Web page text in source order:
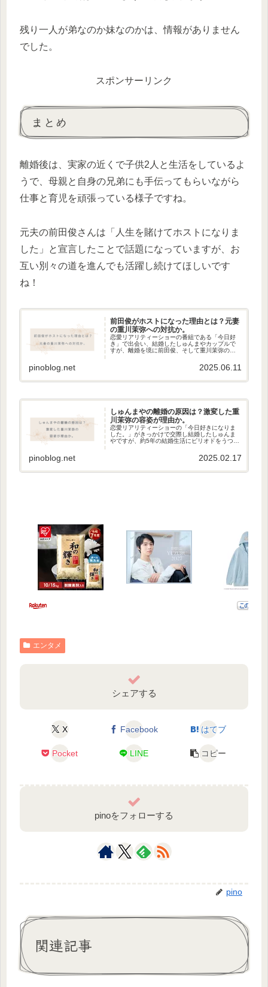
残り一人が弟なのか妹なのかは、情報がありません
でした。
スポンサーリンク
まとめ
離婚後は、実家の近くで子供2人と生活をしているよ
うで、母親と自身の兄弟にも手伝ってもらいながら
仕事と育児を頑張っている様子ですね。
元夫の前田俊さんは「人生を賭けてホストになりま
した」と宣言したことで話題になっていますが、お
互い別々の道を進んでも活躍し続けてほしいです
ね！
前田俊がホストになった理由とは？元妻
の重川茉弥への対抗か。
恋愛リアリティーショーの番組である「今日好
き」で出会い、結婚したしゅんまやカップルで
すが、離婚を境に前田俊、そして重川茉弥の変
回は、離婚を発表した4か月後に突如「ホストに
なりました」と宣言した前田俊...
pinoblog.net 2025.06.11
しゅんまやの離婚の原因は？激変した重
川茉弥の容姿が理由か。
恋愛リアリティーショーの「今日好きになりま
した。」がきっかけで交際し結婚したしゅんま
やですが、約5年の結婚生活にピリオドをうつこ
茉弥さんは21歳でふたりの間には2人の子供がい
pinoblog.net 2025.02.17
エンタメ
シェアする
X Facebook はてブ
Pocket LINE コピー
pinoをフォローする
pino
関連記事